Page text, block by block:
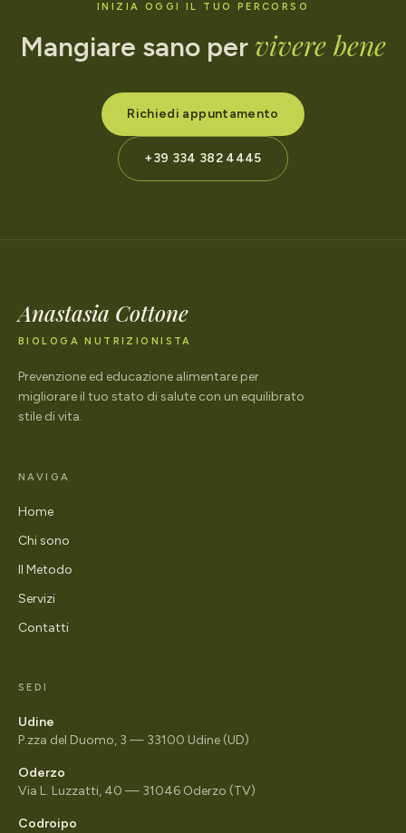
INIZIA OGGI IL TUO PERCORSO
Mangiare sano per vivere bene
Richiedi appuntamento
+39 334 382 4445
Anastasia Cottone
BIOLOGA NUTRIZIONISTA
Prevenzione ed educazione alimentare per
migliorare il tuo stato di salute con un equilibrato
stile di vita.
NAVIGA
Home
Chi sono
Il Metodo
Servizi
Contatti
SEDI
Udine
P.zza del Duomo, 3 — 33100 Udine (UD)
Oderzo
Via L. Luzzatti, 40 — 31046 Oderzo (TV)
Codroipo